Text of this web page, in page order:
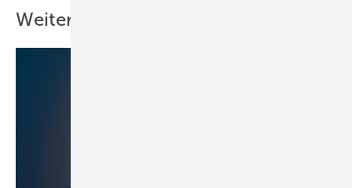
Weitere Inhalte